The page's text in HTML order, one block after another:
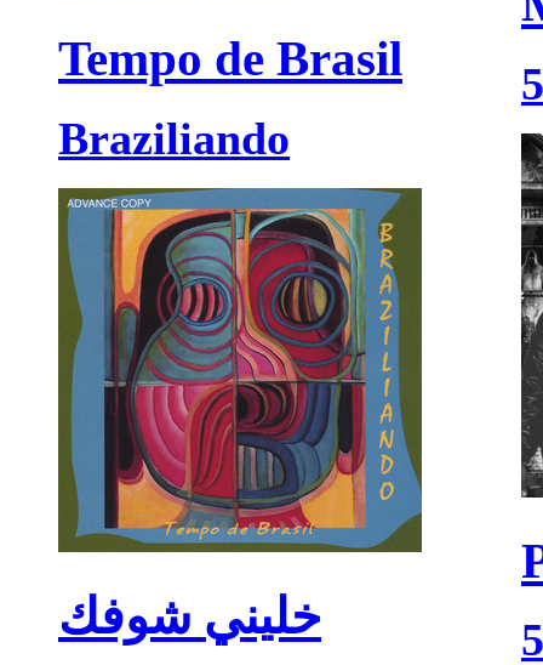
Tempo de Brasil
Braziliando
خليني شوفك